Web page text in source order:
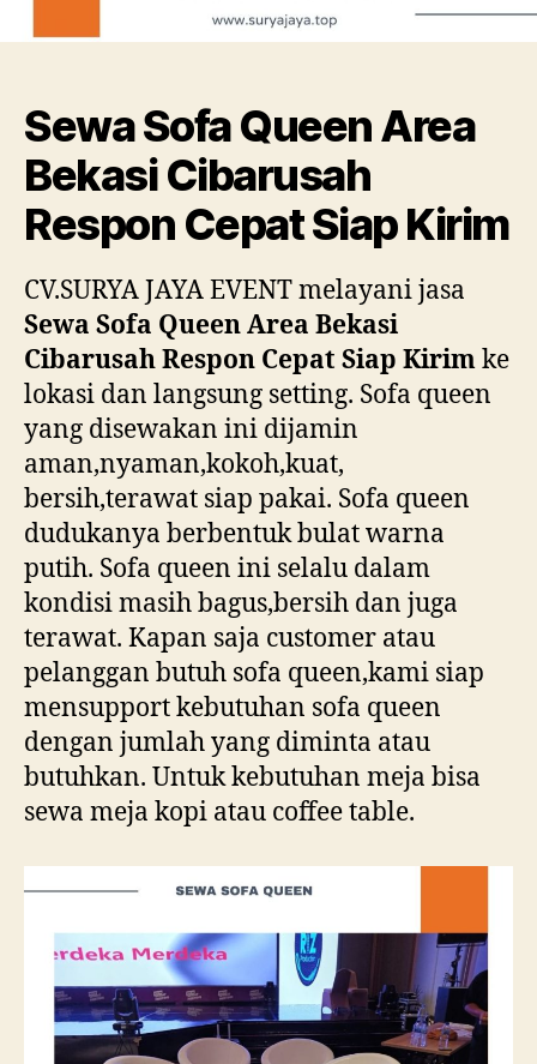
Sewa Sofa Queen Area
Bekasi Cibarusah
Respon Cepat Siap Kirim
CV.SURYA JAYA EVENT melayani jasa
Sewa Sofa Queen Area Bekasi
Cibarusah Respon Cepat Siap Kirimke
lokasi dan langsung setting. Sofa queen
yang disewakan ini dijamin
aman,nyaman,kokoh,kuat,
bersih,terawat siap pakai. Sofa queen
dudukanya berbentuk bulat warna
putih. Sofa queen ini selalu dalam
kondisi masih bagus,bersih dan juga
terawat. Kapan saja customer atau
pelanggan butuh sofa queen,kami siap
mensupport kebutuhan sofa queen
dengan jumlah yang diminta atau
butuhkan. Untuk kebutuhan meja bisa
sewa meja kopi atau coffee table.